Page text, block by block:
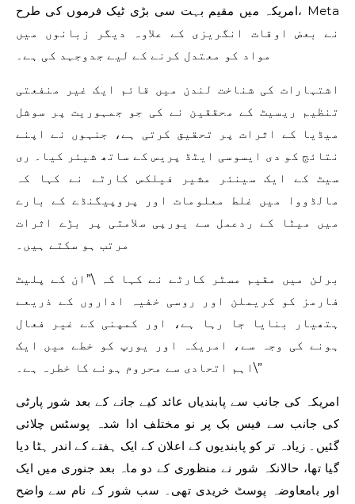
امریکہ میں مقیم بہت سی بڑی ٹیک فرموں کی طرح، Meta
نے بعض اوقات انگریزی کے علاوہ دیگر زبانوں میں
مواد کو معتدل کرنے کے لیے جدوجہد کی ہے۔
اشتہارات کی شناخت لندن میں قائم ایک غیر منفعتی
تنظیم ریسیٹ کے محققین نے کی جو جمہوریت پر سوشل
میڈیا کے اثرات پر تحقیق کرتی ہے، جنہوں نے اپنے
نتائج کو دی ایسوسی ایٹڈ پریس کے ساتھ شیئر کیا۔ ری
سیٹ کے ایک سینئر مشیر فیلکس کارٹے نے کہا کہ
مالڈووا میں غلط معلومات اور پروپیگنڈے کے بارے
میں میٹا کے ردعمل سے یورپی سلامتی پر بڑے اثرات
مرتب ہو سکتے ہیں۔
برلن میں مقیم مسٹر کارٹے نے کہا کہ \”ان کے پلیٹ
فارمز کو کریملن اور روسی خفیہ اداروں کے ذریعے
ہتھیار بنایا جا رہا ہے، اور کمپنی کے غیر فعال
ہونے کی وجہ سے، امریکہ اور یورپ کو خطے میں ایک
اہم اتحادی سے محروم ہونے کا خطرہ ہے۔\”
امریکہ کی جانب سے پابندیاں عائد کیے جانے کے بعد شور پارٹی
کی جانب سے فیس بک پر نو مختلف ادا شدہ پوسٹس چلائی
گئیں۔ زیادہ تر کو پابندیوں کے اعلان کے ایک ہفتے کے اندر ہٹا دیا
گیا تھا، حالانکہ شور نے منظوری کے دو ماہ بعد جنوری میں ایک
اور بامعاوضہ پوسٹ خریدی تھی۔ سب شور کے نام سے واضح